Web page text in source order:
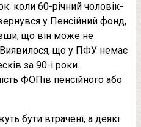
коли 60-річний чоловік-
у Пенсійний фонд,
що він може не
що у ПФУ немає
за 90-і роки.
ФОПів пенсійного або
бути втрачені, а деякі